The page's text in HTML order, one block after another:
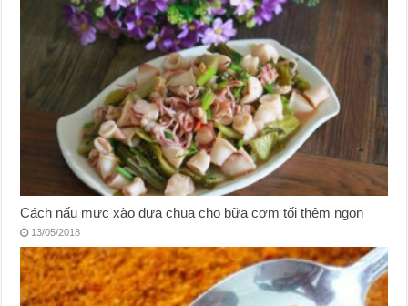
Cách nấu mực xào dưa chua cho bữa cơm tối thêm ngon
13/05/2018